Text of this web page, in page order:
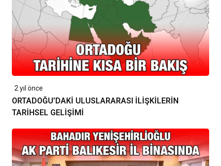
2 yıl önce
ORTADOĞU’DAKİ ULUSLARARASI İLİŞKİLERİN
TARİHSEL GELİŞİMİ